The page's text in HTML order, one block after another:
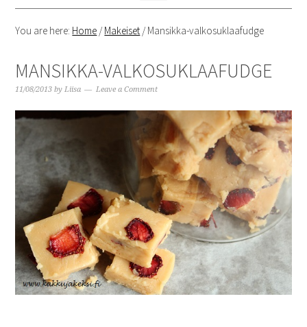
You are here: Home /Makeiset /Mansikka-valkosuklaafudge
MANSIKKA-VALKOSUKLAAFUDGE
11/08/2013 byLiisa Leave a Comment